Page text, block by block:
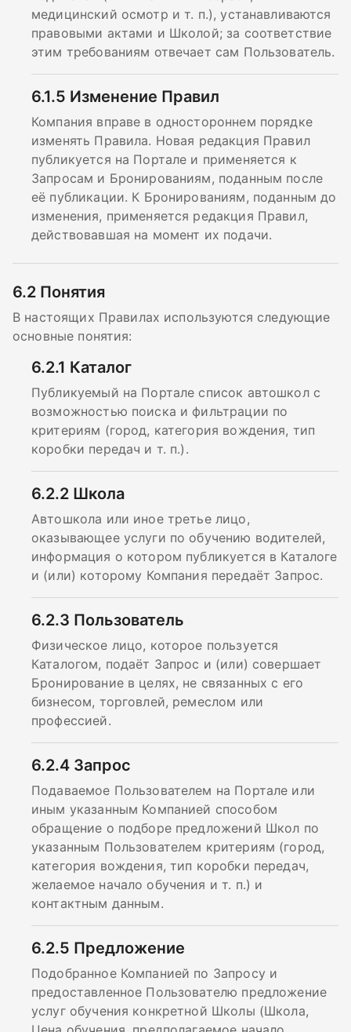
медицинский осмотр и т. п.), устанавливаются
правовыми актами и Школой; за соответствие
этим требованиям отвечает сам Пользователь.
6.1.5 Изменение Правил
Компания вправе в одностороннем порядке
изменять Правила. Новая редакция Правил
публикуется на Портале и применяется к
Запросам и Бронированиям, поданным после
её публикации. К Бронированиям, поданным до
изменения, применяется редакция Правил,
действовавшая на момент их подачи.
6.2 Понятия
В настоящих Правилах используются следующие
основные понятия:
6.2.1 Каталог
Публикуемый на Портале список автошкол с
возможностью поиска и фильтрации по
критериям (город, категория вождения, тип
коробки передач и т. п.).
6.2.2 Школа
Автошкола или иное третье лицо,
оказывающее услуги по обучению водителей,
информация о котором публикуется в Каталоге
и (или) которому Компания передаёт Запрос.
6.2.3 Пользователь
Физическое лицо, которое пользуется
Каталогом, подаёт Запрос и (или) совершает
Бронирование в целях, не связанных с его
бизнесом, торговлей, ремеслом или
профессией.
6.2.4 Запрос
Подаваемое Пользователем на Портале или
иным указанным Компанией способом
обращение о подборе предложений Школ по
указанным Пользователем критериям (город,
категория вождения, тип коробки передач,
желаемое начало обучения и т. п.) и
контактным данным.
6.2.5 Предложение
Подобранное Компанией по Запросу и
предоставленное Пользователю предложение
услуг обучения конкретной Школы (Школа,